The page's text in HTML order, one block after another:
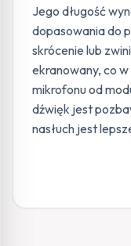
Jego długość
dopasowania do
skrócenie lub
ekranowany, co
mikrofonu od
dźwięk jest
nasłuch jest